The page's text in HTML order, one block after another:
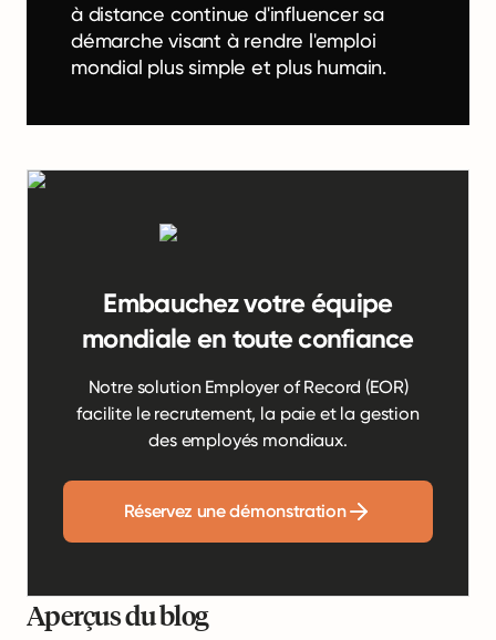
à distance continue d'influencer sa
démarche visant à rendre l'emploi
mondial plus simple et plus humain.
Embauchez votre équipe
mondiale en toute confiance
Notre solution Employer of Record (EOR)
facilite le recrutement, la paie et la gestion
des employés mondiaux.
Réservez une démonstration
Aperçus du blog